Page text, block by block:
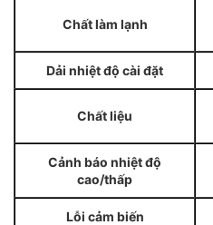
Chất làm lạnh
Dải nhiệt độ cài đặt
Chất liệu
Cảnh báo nhiệt độ
cao/thấp
Lỗi cảm biến